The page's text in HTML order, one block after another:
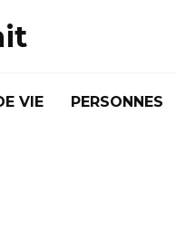
VIE PERSONNES